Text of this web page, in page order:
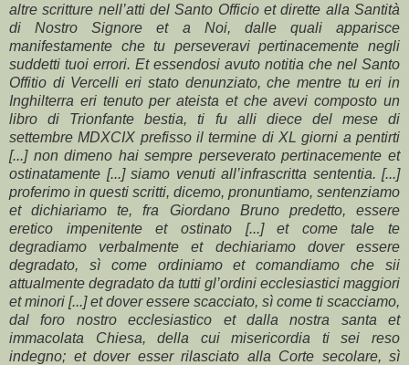
altre scritture nell’atti del Santo Officio et dirette alla Santità
di Nostro Signore et a Noi, dalle quali apparisce
manifestamente che tu perseveravi pertinacemente negli
suddetti tuoi errori. Et essendosi avuto notitia che nel Santo
Offitio di Vercelli eri stato denunziato, che mentre tu eri in
Inghilterra eri tenuto per ateista et che avevi composto un
libro di Trionfante bestia, ti fu alli diece del mese di
settembre MDXCIX prefisso il termine di XL giorni a pentirti
[...] non dimeno hai sempre perseverato pertinacemente et
ostinatamente [...] siamo venuti all’infrascritta sententia. [...]
proferimo in questi scritti, dicemo, pronuntiamo, sentenziamo
et dichiariamo te, fra Giordano Bruno predetto, essere
eretico impenitente et ostinato [...] et come tale te
degradiamo verbalmente et dechiariamo dover essere
degradato, sì come ordiniamo et comandiamo che sii
attualmente degradato da tutti gl’ordini ecclesiastici maggiori
et minori [...] et dover essere scacciato, sì come ti scacciamo,
dal foro nostro ecclesiastico et dalla nostra santa et
immacolata Chiesa, della cui misericordia ti sei reso
indegno; et dover esser rilasciato alla Corte secolare, sì